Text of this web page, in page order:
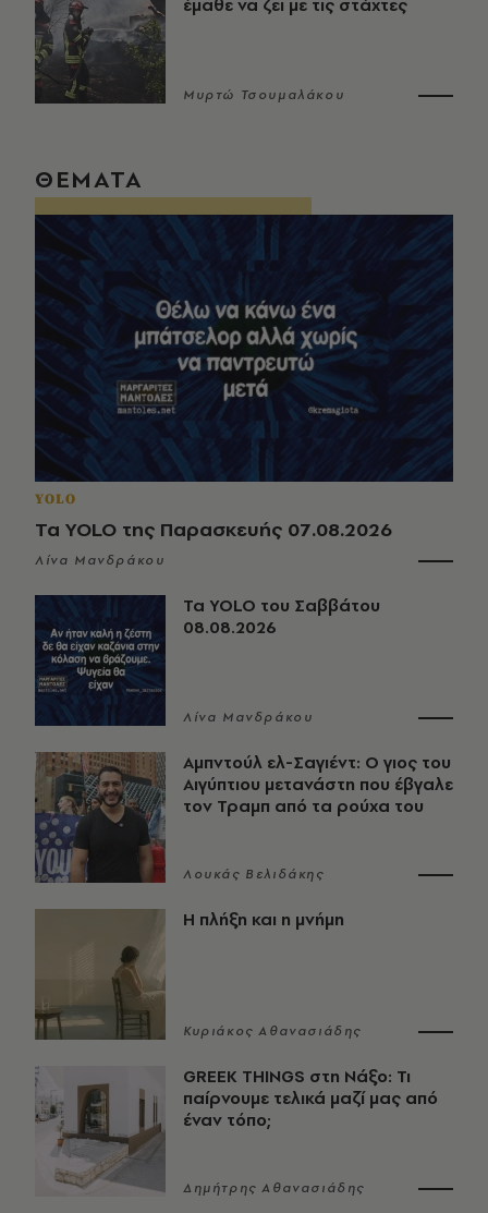
έμαθε να ζει με τις στάχτες
Μυρτώ Τσουμαλάκου
ΘΕΜΑΤΑ
YOLO
Τα YOLO της Παρασκευής 07.08.2026
Λίνα Μανδράκου
Τα YOLO του Σαββάτου
08.08.2026
Λίνα Μανδράκου
Αμπντούλ ελ-Σαγιέντ: Ο γιος του
Αιγύπτιου μετανάστη που έβγαλε
τον Τραμπ από τα ρούχα του
Λουκάς Βελιδάκης
Η πλήξη και η μνήμη
Κυριάκος Αθανασιάδης
GREEK THINGS στη Νάξο: Τι
παίρνουμε τελικά μαζί μας από
έναν τόπο;
Δημήτρης Αθανασιάδης